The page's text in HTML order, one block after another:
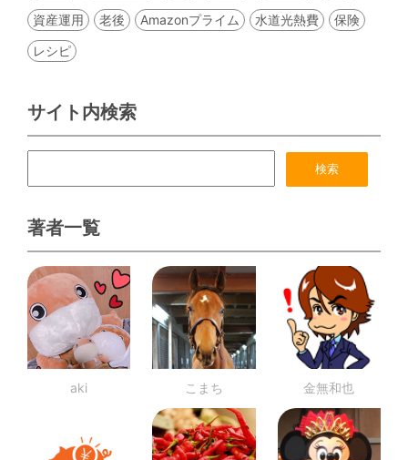
資産運用 老後 Amazonプライム 水道光熱費
保険
レシピ
サイト内検索
著者一覧
aki こまち 金無和也